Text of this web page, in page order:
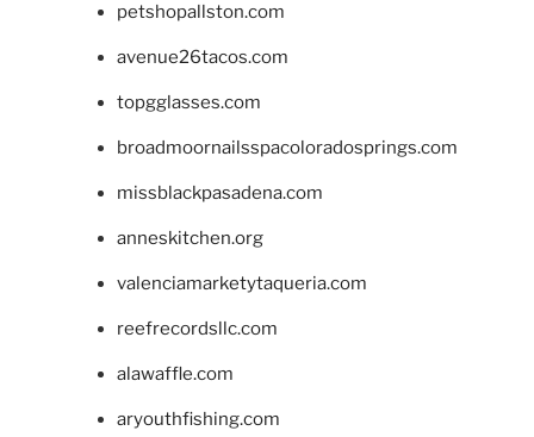
petshopallston.com
avenue26tacos.com
topgglasses.com
broadmoornailsspacoloradosprings.com
missblackpasadena.com
anneskitchen.org
valenciamarketytaqueria.com
reefrecordsllc.com
alawaffle.com
aryouthfishing.com